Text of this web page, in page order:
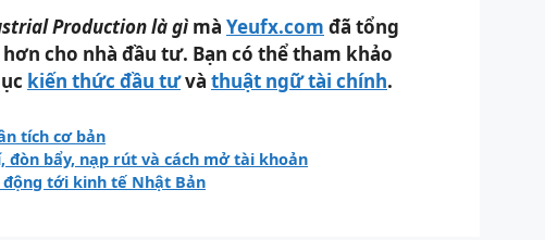
Production là gì mà Yeufx.com đã tổng
cho nhà đầu tư. Bạn có thể tham khảo
kiến thức đầu tưvà thuật ngữ tài chính.
tích cơ bản
bẩy, nạp rút và cách mở tài khoản
động tới kinh tế Nhật Bản